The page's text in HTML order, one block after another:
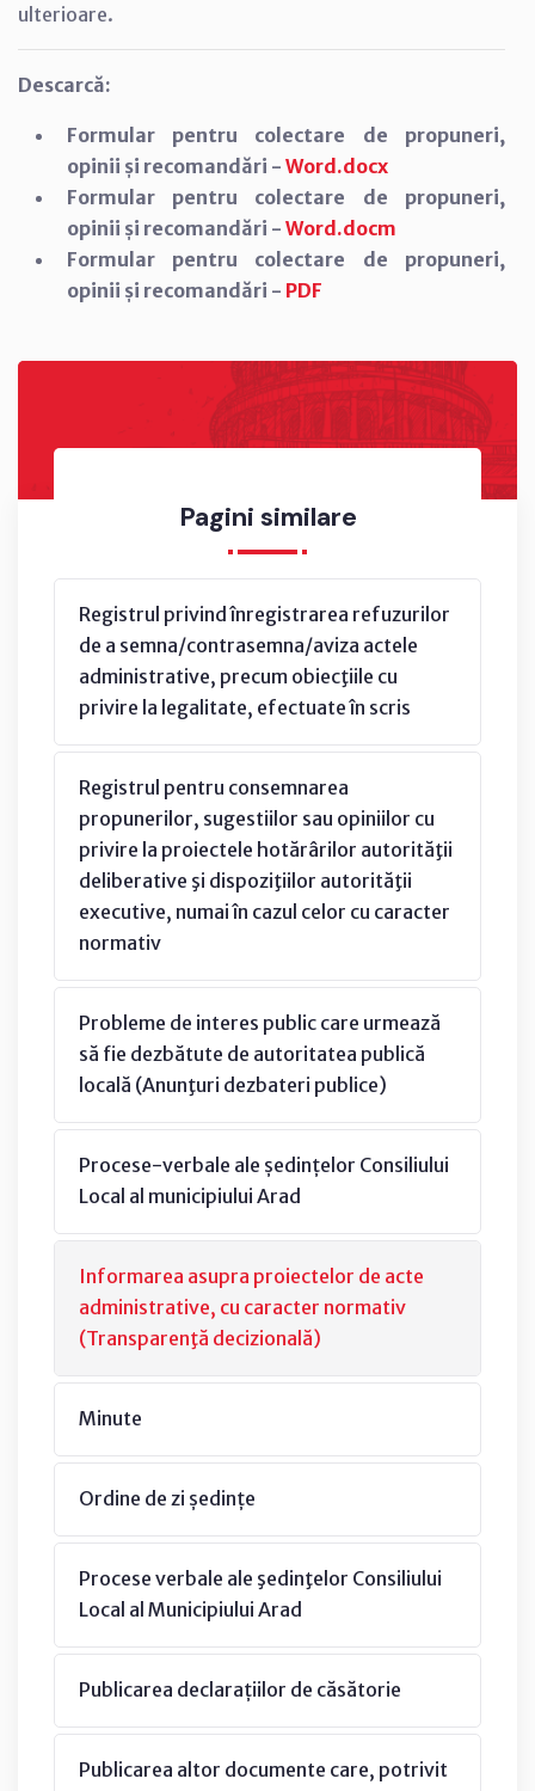
Pagini similare
Registrul privind înregistrarea refuzurilor
de a semna/contrasemna/aviza actele
administrative, precum obiecţiile cu
privire la legalitate, efectuate în scris
Registrul pentru consemnarea
propunerilor, sugestiilor sau opiniilor cu
privire la proiectele hotărârilor autorităţii
deliberative şi dispoziţiilor autorităţii
executive, numai în cazul celor cu caracter
normativ
Probleme de interes public care urmează
să fie dezbătute de autoritatea publică
locală (Anunţuri dezbateri publice)
Procese-verbale ale ședințelor Consiliului
Local al municipiului Arad
Informarea asupra proiectelor de acte
administrative, cu caracter normativ
(Transparenţă decizională)
Minute
Ordine de zi ședințe
Procese verbale ale şedinţelor Consiliului
Local al Municipiului Arad
Publicarea declarațiilor de căsătorie
Publicarea altor documente care, potrivit
ulterioare.
Descarcă:
Formular pentru colectare de propuneri,
opinii și recomandări - Word.docx
Formular pentru colectare de propuneri,
opinii și recomandări - Word.docm
Formular pentru colectare de propuneri,
opinii și recomandări - PDF